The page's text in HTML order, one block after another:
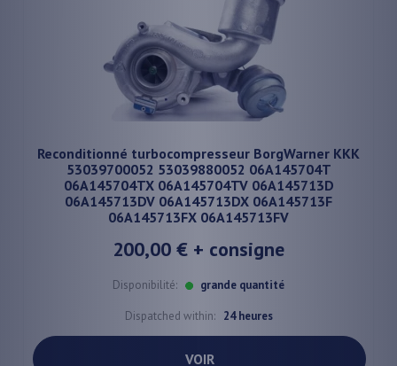
Reconditionné turbocompresseur BorgWarner KKK
53039700052 53039880052 06A145704T
06A145704TX 06A145704TV 06A145713D
06A145713DV 06A145713DX 06A145713F
06A145713FX 06A145713FV
200,00 € + consigne
Disponibilité: grande quantité
Dispatched within: 24 heures
VOIR